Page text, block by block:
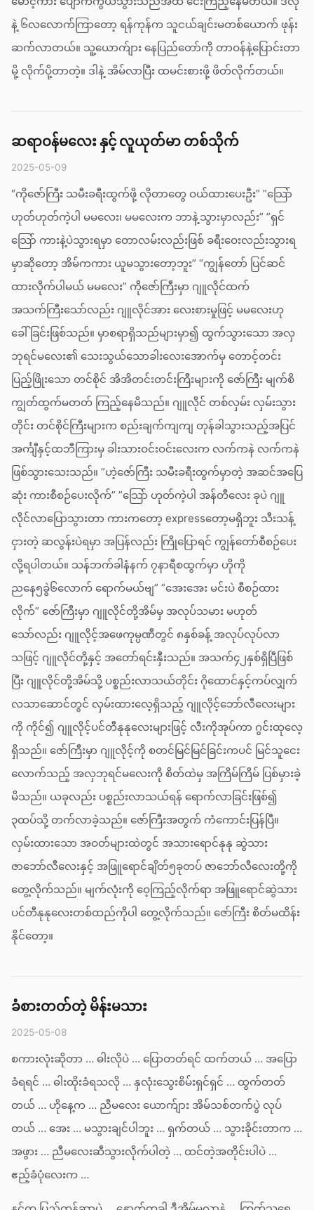
နဲ့ ၆လ‌လောက်ကြာတော့ ရန်ကုန်က သူငယ်ချင်းမတစ်ယောက် ဖုန်း
ဆက်လာတယ်။ သူ့ယောက်ျား နေပြည်တော်ကို တာဝန်နဲ့ပြောင်းတာ
မို့ လိုက်ပို့တာတဲ့။ ဒါနဲ့ အိမ်လာပြီး ထမင်းစားဖို့ ဖိတ်လိုက်တယ်။
ဆရာဝန်မလေး နှင့် လူယုတ်မာ တစ်သိုက်
2025-05-09
“ကိုဇော်ကြီး သမီးခရီးထွက်ဖို့ လိုတာတွေ ဝယ်ထားပေးဦး” ”သြော်
ဟုတ်ဟုတ်ကဲ့ပါ မမလေး၊ မမလေးက ဘာနဲ့သွားမှာလည်း” ”ရှင်
သြော် ကားနဲ့ပဲသွားရမှာ တောလမ်းလည်းဖြစ် ခရီးဝေးလည်းသွားရ
မှာဆိုတော့ အိမ်ကကား ယူမသွားတော့ဘူး” “ကျွန်တော် ပြင်ဆင်
ထားလိုက်ပါမယ် မမလေး” ကိုဇော်ကြီးမှာ ဂျူလိုင်ထက်
အသက်ကြီးသော်လည်း ဂျူလိုင်အား လေးစားမှုဖြင့် မမလေးဟု
ခေါ်ခြင်းဖြစ်သည်။ မှာစရာရှိသည်များမှာ၍ ထွက်သွားသော အလှ
ဘုရင်မလေး၏ သေးသွယ်သောခါးလေးအောက်မှ တောင့်တင်း
ပြည့်ဖြိုးသော တင်စိုင် အိအိတင်းတင်းကြီးများကို ဇော်ကြီး မျက်စိ
ကျွတ်ထွက်မတတ် ကြည့်နေမိသည်။ ဂျူလိုင် တစ်လှမ်း လှမ်းသွား
တိုင်း တင်စိုင်ကြီးများက စည်းချက်ကျကျ တုန်ခါသွားသည့်အပြင်
အင်္ကျီနှင့်ထဘီကြားမှ ခါးသားဝင်းဝင်းလေးက လက်ကနဲ လက်ကနဲ
ဖြစ်သွားသေးသည်။ ”ဟဲ့ဇော်ကြီး သမီးခရီးထွက်မှာတဲ့ အဆင်အပြေ
ဆုံး ကားစီစဉ်ပေးလိုက်” ”သြော် ဟုတ်ကဲ့ပါ အန်တီလေး ခုပဲ ဂျူ
လိုင်လာပြောသွားတာ ကားကတော့ expressတော့မရှိဘူး သီးသန့်
ငှားတဲ့ ဆလွန်းပဲရမှာ အပြန်လည်း ကြိုပြောရင် ကျွန်တော်စီစဉ်ပေး
လို့ရပါတယ်။ သန်ဘက်ခါနံနက် ၇နာရီစထွက်မှာ ဟိုကို
ညနေ၅ခွဲ၆လောက် ရောက်မယ်ဗျ” ”အေးအေး မင်းပဲ စီစဉ်ထား
လိုက်” ဇော်ကြီးမှာ ဂျူလိုင်တို့အိမ်မှ အလုပ်သမား မဟုတ်
သော်လည်း ဂျူလိုင့်အဖေကုမ္ပဏီတွင် ၈နှစ်ခန့် အလုပ်လုပ်လာ
သဖြင့် ဂျူလိုင်တို့နှင့် အတော်ရင်းနှီးသည်။ အသက်၄၂နှစ်ရှိပြီဖြစ်
ပြီး ဂျူလိုင်တို့အိမ်သို့ ပစ္စည်းလာသယ်တိုင်း ဂိုထောင်နှင့်ကပ်လျှက်
လသာဆောင်တွင် လှမ်းထားလေ့ရှိသည့် ဂျူလိုင့်ဘော်လီလေးများ
ကို ကိုင်၍ ဂျူလိုင့်ပင်တီနုနုလေးများဖြင့် လီးကိုအုပ်ကာ ဂွင်းထုလေ့
ရှိသည်။ ဇော်ကြီးမှာ ဂျူလိုင့်ကို စတင်မြင်မြင်ခြင်းကပင် မြင်သူငေး
လောက်သည့် အလှဘုရင်မလေးကို စိတ်ထဲမှ အကြိမ်ကြိမ် ပြစ်မှားခဲ့
မိသည်။ ယခုလည်း ပစ္စည်းလာသယ်ရန် ရောက်လာခြင်းဖြစ်၍
၃ထပ်သို့ တက်လာခဲ့သည်။ ဇော်ကြီးအတွက် ကံကောင်းပြန်ပြီ။
လှမ်းထားသော အဝတ်များထဲတွင် အသားရောင်နုနု ဆွဲသား
ဇာဘော်လီလေးနှင့် အဖြူရောင်ချိတ်၅ခုတပ် ဇာဘော်လီလေးတို့ကို
တွေ့လိုက်သည်။ မျက်လုံးကို ဝေ့ကြည့်လိုက်ရာ အဖြူရောင်ဆွဲသား
ပင်တီနုနုလေးတစ်ထည်ကိုပါ တွေ့လိုက်သည်။ ဇော်ကြီး စိတ်မထိန်း
နိုင်တော့။
ခံစားတတ်တဲ့ မိန်းမသား
2025-05-08
စကားလုံးဆိုတာ … ဓါးလိုပဲ … ပြောတတ်ရင် ထက်တယ် … အပြော
ခံရရင် … ဓါးထိုးခံရသလို … နှလုံးသွေးစိမ်းရှင်ရှင် … ထွက်တတ်
တယ် … ဟိုနေ့က … ညီမလေး ယောက်ျား အိမ်သစ်တက်ပွဲ လုပ်
တယ် … အေး … မသွားချင်ပါဘူး … ရှက်တယ် … သွားခိုင်းတာက …
အဖွား … ညီမလေးဆီသွားလိုက်ပါတဲ့ … ထင်တဲ့အတိုင်းပါပဲ …
ဧည့်ခံပုံလေးက …